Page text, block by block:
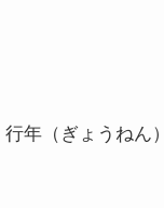
年（ぎょうねん